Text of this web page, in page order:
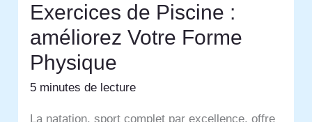
Exercices de Piscine :
améliorez Votre Forme
Physique
5 minutes de lecture
La natation, sport complet par excellence, offre